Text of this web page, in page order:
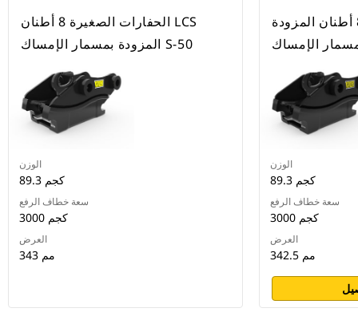
الحفارات الصغيرة 8 أطنان LCS
المزودة بمسمار الإمساك S-50
الوزن
89.3 كجم
سعة خطاف الرفع
3000 كجم
العرض
343 مم
الحفارات الصغيرة 8 أطنان المزودة
الوزن
89.3 كجم
سعة خطاف الرفع
3000 كجم
العرض
342.5 مم